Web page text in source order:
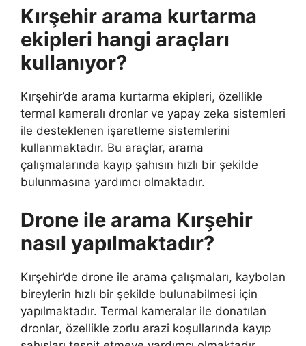
Kırşehir arama kurtarma
ekipleri hangi araçları
kullanıyor?
Kırşehir’de arama kurtarma ekipleri, özellikle
termal kameralı dronlar ve yapay zeka sistemleri
ile desteklenen işaretleme sistemlerini
kullanmaktadır. Bu araçlar, arama
çalışmalarında kayıp şahısın hızlı bir şekilde
bulunmasına yardımcı olmaktadır.
Drone ile arama Kırşehir
nasıl yapılmaktadır?
Kırşehir’de drone ile arama çalışmaları, kaybolan
bireylerin hızlı bir şekilde bulunabilmesi için
yapılmaktadır. Termal kameralar ile donatılan
dronlar, özellikle zorlu arazi koşullarında kayıp